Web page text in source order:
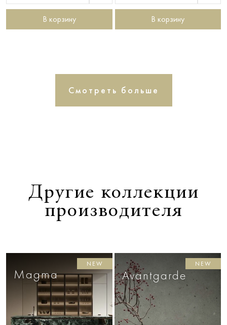
В корзину В корзину
Смотреть больше
Другие коллекции
производителя
Magma
NEW
Avantgarde
NEW